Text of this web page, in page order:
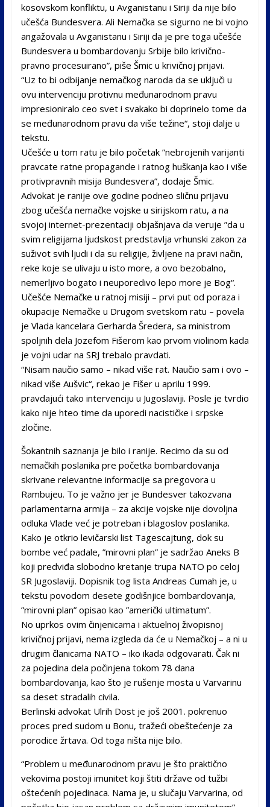
kosovskom konfliktu, u Avganistanu i Siriji da nije bilo
učešća Bundesvera. Ali Nemačka se sigurno ne bi vojno
angažovala u Avganistanu i Siriji da je pre toga učešće
Bundesvera u bombardovanju Srbije bilo krivično-
pravno procesuirano”, piše Šmic u krivičnoj prijavi.
“Uz to bi odbijanje nemačkog naroda da se uključi u
ovu intervenciju protivnu međunarodnom pravu
impresioniralo ceo svet i svakako bi doprinelo tome da
se međunarodnom pravu da više težine“, stoji dalje u
tekstu.
Učešće u tom ratu je bilo početak ”nebrojenih varijanti
pravcate ratne propagande i ratnog huškanja kao i više
protivpravnih misija Bundesvera”, dodaje Šmic.
Advokat je ranije ove godine podneo sličnu prijavu
zbog učešća nemačke vojske u sirijskom ratu, a na
svojoj internet-prezentaciji objašnjava da veruje ”da u
svim religijama ljudskost predstavlja vrhunski zakon za
suživot svih ljudi i da su religije, življene na pravi način,
reke koje se ulivaju u isto more, a ovo bezobalno,
nemerljivo bogato i neuporedivo lepo more je Bog“.
Učešće Nemačke u ratnoj misiji – prvi put od poraza i
okupacije Nemačke u Drugom svetskom ratu – povela
je Vlada kancelara Gerharda Šredera, sa ministrom
spoljnih dela Jozefom Fišerom kao prvom violinom kada
je vojni udar na SRJ trebalo pravdati.
“Nisam naučio samo – nikad više rat. Naučio sam i ovo –
nikad više Aušvic“, rekao je Fišer u aprilu 1999.
pravdajući tako intervenciju u Jugoslaviji. Posle je tvrdio
kako nije hteo time da uporedi nacističke i srpske
zločine.
Šokantnih saznanja je bilo i ranije. Recimo da su od
nemačkih poslanika pre početka bombardovanja
skrivane relevantne informacije sa pregovora u
Rambujeu. To je važno jer je Bundesver takozvana
parlamentarna armija – za akcije vojske nije dovoljna
odluka Vlade već je potreban i blagoslov poslanika.
Kako je otkrio levičarski list Tagescajtung, dok su
bombe već padale, ”mirovni plan” je sadržao Aneks B
koji predviđa slobodno kretanje trupa NATO po celoj
SR Jugoslaviji. Dopisnik tog lista Andreas Cumah je, u
tekstu povodom desete godišnjice bombardovanja,
”mirovni plan” opisao kao ”američki ultimatum”.
No uprkos ovim činjenicama i aktuelnoj živopisnoj
krivičnoj prijavi, nema izgleda da će u Nemačkoj – a ni u
drugim članicama NATO – iko ikada odgovarati. Čak ni
za pojedina dela počinjena tokom 78 dana
bombardovanja, kao što je rušenje mosta u Varvarinu
sa deset stradalih civila.
Berlinski advokat Ulrih Dost je još 2001. pokrenuo
proces pred sudom u Bonu, tražeći obeštećenje za
porodice žrtava. Od toga ništa nije bilo.
“Problem u međunarodnom pravu je što praktično
vekovima postoji imunitet koji štiti države od tužbi
oštećenih pojedinaca. Nama je, u slučaju Varvarina, od